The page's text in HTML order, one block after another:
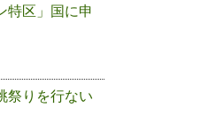
特区」国に申
祭りを行ない